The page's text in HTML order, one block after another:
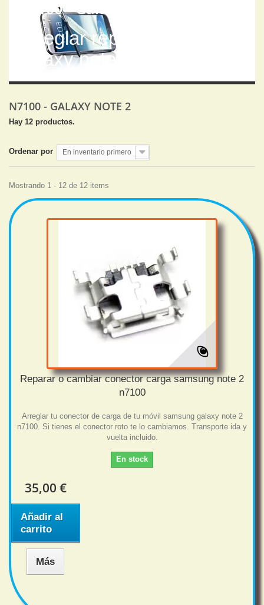
N7100 - Galaxy Note 2
Arreglar reparar samsung
galaxy note 2 n7100
N7100 - GALAXY NOTE 2
Hay 12 productos.
Ordenar por En inventario primero
Mostrando 1 - 12 de 12 items
Reparar o cambiar conector carga samsung note 2
n7100
Arreglar tu conector de carga de tu móvil samsung galaxy note 2
n7100. Si tienes el conector roto te lo cambiamos. Transporte ida y
vuelta incluido.
En stock
35,00 €
Añadir al
carrito
Más